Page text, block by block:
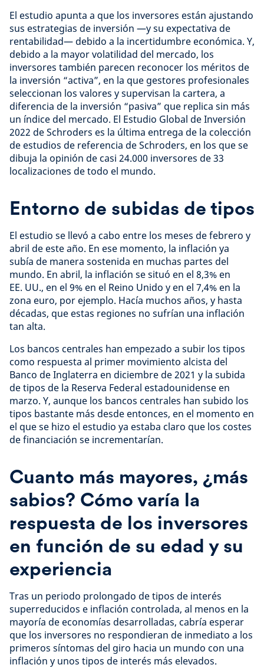
El estudio apunta a que los inversores están ajustando
sus estrategias de inversión —y su expectativa de
rentabilidad— debido a la incertidumbre económica. Y,
debido a la mayor volatilidad del mercado, los
inversores también parecen reconocer los méritos de
la inversión “activa”, en la que gestores profesionales
seleccionan los valores y supervisan la cartera, a
diferencia de la inversión “pasiva” que replica sin más
un índice del mercado. El Estudio Global de Inversión
2022 de Schroders es la última entrega de la colección
de estudios de referencia de Schroders, en los que se
dibuja la opinión de casi 24.000 inversores de 33
localizaciones de todo el mundo.
Entorno de subidas de tipos
El estudio se llevó a cabo entre los meses de febrero y
abril de este año. En ese momento, la inflación ya
subía de manera sostenida en muchas partes del
mundo. En abril, la inflación se situó en el 8,3% en
EE. UU., en el 9% en el Reino Unido y en el 7,4% en la
zona euro, por ejemplo. Hacía muchos años, y hasta
décadas, que estas regiones no sufrían una inflación
tan alta.
Los bancos centrales han empezado a subir los tipos
como respuesta al primer movimiento alcista del
Banco de Inglaterra en diciembre de 2021 y la subida
de tipos de la Reserva Federal estadounidense en
marzo. Y, aunque los bancos centrales han subido los
tipos bastante más desde entonces, en el momento en
el que se hizo el estudio ya estaba claro que los costes
de financiación se incrementarían.
Cuanto más mayores, ¿más
sabios? Cómo varía la
respuesta de los inversores
en función de su edad y su
experiencia
Tras un periodo prolongado de tipos de interés
superreducidos e inflación controlada, al menos en la
mayoría de economías desarrolladas, cabría esperar
que los inversores no respondieran de inmediato a los
primeros síntomas del giro hacia un mundo con una
inflación y unos tipos de interés más elevados.